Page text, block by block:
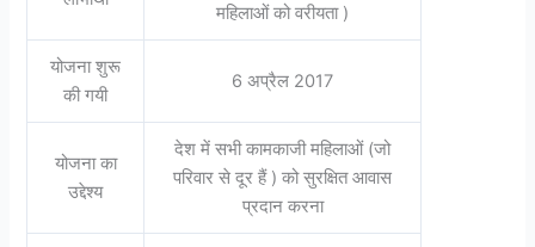
महिलाओं को वरीयता )
योजना शुरू
की गयी
6 अप्रैल 2017
योजना का
उद्देश्य
देश में सभी कामकाजी महिलाओं (जो
परिवार से दूर हैं ) को सुरक्षित आवास
प्रदान करना